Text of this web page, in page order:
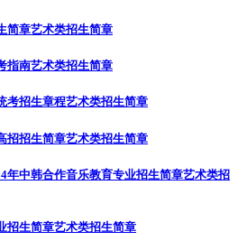
简章艺术类招生简章
指南艺术类招生简章
考招生章程艺术类招生简章
招招生简章艺术类招生简章
年中韩合作音乐教育专业招生简章艺术类招
招生简章艺术类招生简章